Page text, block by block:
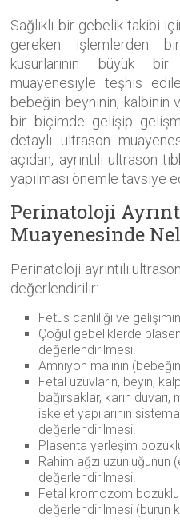
Sağlıklı bir gebelik takibi
gereken işlemlerden
kusurlarının büyük
muayenesiyle teşhis
bebeğin beyninin, kalbinin
bir biçimde gelişip
detaylı ultrason
açıdan, ayrıntılı ultrason
yapılması önemle tavsiye
Perinatoloji
Muayenesinde
Perinatoloji ayrıntılı
değerlendirilir:
Fetüs canlılığı ve
Çoğul gebeliklerde
değerlendirilmesi.
Amniyon maiinin
Fetal uzuvların, beyin,
bağırsaklar, karın
iskelet yapılarının
değerlendirilmesi.
Plasenta yerleşim
Rahim ağzı uzunluğunun
değerlendirilmesi.
Fetal kromozom
değerlendirilmesi (burun